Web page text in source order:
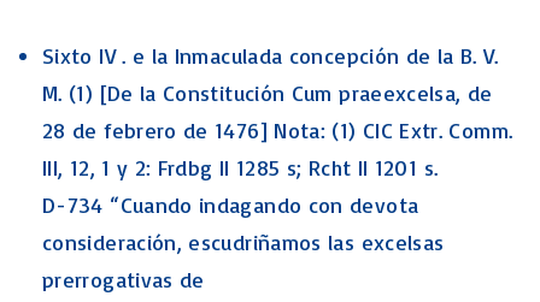
Sixto IV . e la Inmaculada concepción de la B. V.
M. (1) [De la Constitución Cum praeexcelsa, de
28 de febrero de 1476] Nota: (1) CIC Extr. Comm.
III, 12, 1 y 2: Frdbg II 1285 s; Rcht II 1201 s.
D-734 “Cuando indagando con devota
consideración, escudriñamos las excelsas
prerrogativas de